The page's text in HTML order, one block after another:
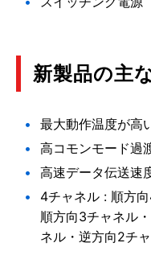
新製品の主
最大動作温度が高
高コモンモード
高速データ伝送速
4チャネル : 順方
順方向3チャネル
ネル・逆方向2チ